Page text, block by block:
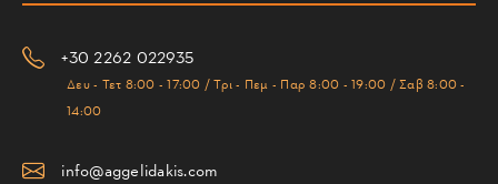
+30 2262 022935
Δευ - Τετ 8:00 - 17:00 / Τρι - Πεμ - Παρ 8:00 - 19:00 / Σαβ 8:00 -
14:00
info@aggelidakis.com